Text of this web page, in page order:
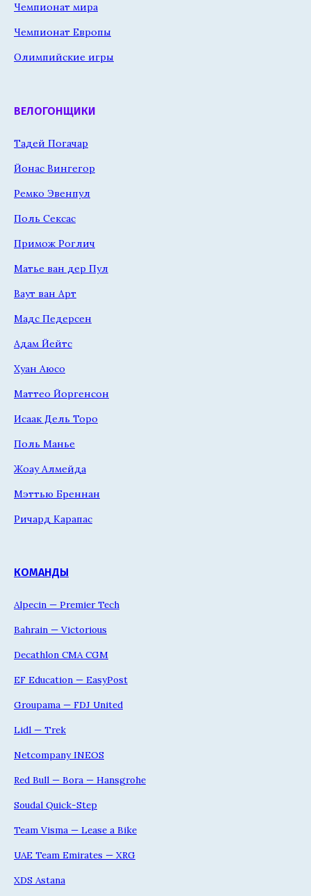
Чемпионат мира
Чемпионат Европы
Олимпийские игры
ВЕЛОГОНЩИКИ
Тадей Погачар
Йонас Вингегор
Ремко Эвенпул
Поль Сексас
Примож Роглич
Матье ван дер Пул
Ваут ван Арт
Мадс Педерсен
Адам Йейтс
Хуан Аюсо
Маттео Йоргенсон
Исаак Дель Торо
Поль Манье
Жоау Алмейда
Мэттью Бреннан
Ричард Карапас
КОМАНДЫ
Alpecin — Premier Tech
Bahrain — Victorious
Decathlon CMA CGM
EF Education — EasyPost
Groupama — FDJ United
Lidl — Trek
Netcompany INEOS
Red Bull — Bora — Hansgrohe
Soudal Quick-Step
Team Visma — Lease a Bike
UAE Team Emirates — XRG
XDS Astana